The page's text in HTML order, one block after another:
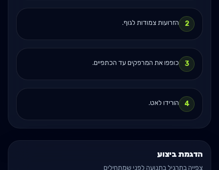
2 הזרועות צמודות לגוף.
3 כופפו את המרפקים עד הכתפיים.
4 הורידו לאט.
הדגמת ביצוע
צפייה בתרגיל בתנועה לפני שמתחילים